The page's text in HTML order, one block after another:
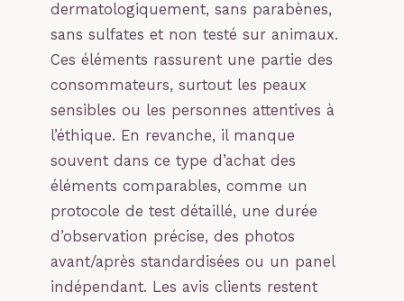
dermatologiquement, sans parabènes,
sans sulfates et non testé sur animaux.
Ces éléments rassurent une partie des
consommateurs, surtout les peaux
sensibles ou les personnes attentives à
l’éthique. En revanche, il manque
souvent dans ce type d’achat des
éléments comparables, comme un
protocole de test détaillé, une durée
d’observation précise, des photos
avant/après standardisées ou un panel
indépendant. Les avis clients restent